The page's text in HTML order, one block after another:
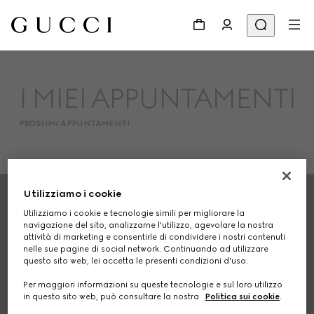
I MIEI APPUNTAMENTI
PROSSIMI APPUNTAMENTI
Footer
RICERCA NEGOZIO
Paese/Regione, Città
REGISTRATI PER RICEVERE AGGIORNAMENTI SU GUCCI
Utilizziamo i cookie
Utilizziamo i cookie e tecnologie simili per migliorare la
navigazione del sito, analizzarne l'utilizzo, agevolare la nostra
attività di marketing e consentirle di condividere i nostri contenuti
nelle sue pagine di social network. Continuando ad utilizzare
questo sito web, lei accetta le presenti condizioni d'uso.
Per maggiori informazioni su queste tecnologie e sul loro utilizzo
in questo sito web, può consultare la nostra
Politica sui cookie